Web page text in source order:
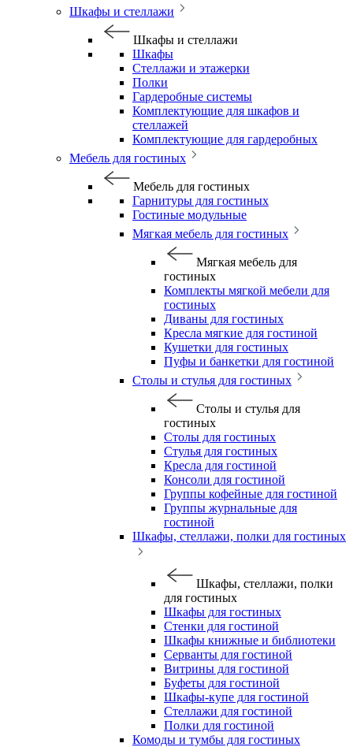
Шкафы и стеллажи
Шкафы и стеллажи
Шкафы
Стеллажи и этажерки
Полки
Гардеробные системы
Комплектующие для шкафов и
стеллажей
Комплектующие для гардеробных
Мебель для гостиных
Мебель для гостиных
Гарнитуры для гостиных
Гостиные модульные
Мягкая мебель для гостиных
Мягкая мебель для
гостиных
Комплекты мягкой мебели для
гостиных
Диваны для гостиных
Кресла мягкие для гостиной
Кушетки для гостиных
Пуфы и банкетки для гостиной
Столы и стулья для гостиных
Столы и стулья для
гостиных
Столы для гостиных
Стулья для гостиных
Кресла для гостиной
Консоли для гостиной
Группы кофейные для гостиной
Группы журнальные для
гостиной
Шкафы, стеллажи, полки для гостиных
Шкафы, стеллажи, полки
для гостиных
Шкафы для гостиных
Стенки для гостиной
Шкафы книжные и библиотеки
Серванты для гостиной
Витрины для гостиной
Буфеты для гостиной
Шкафы-купе для гостиной
Стеллажи для гостиной
Полки для гостиной
Комоды и тумбы для гостиных